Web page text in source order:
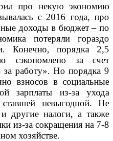
про некую экономию
с 2016 года, про
доходы в бюджет – по
потеряли гораздо
Конечно, порядка 2,5
сэкономлено за счет
за работу». Но порядка 9
взносов в социальные
зарплаты из-за ухода
невыгодной. Не
налоги, а также
из-за сокращения на 7-8
хозяйстве.